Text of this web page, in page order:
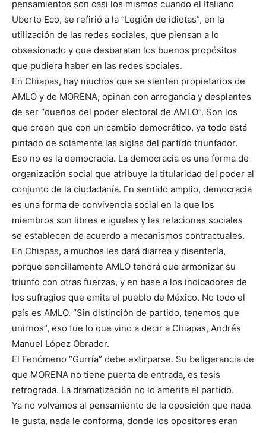
pensamientos son casi los mismos cuando el Italiano
Uberto Eco, se refirió a la “Legión de idiotas”, en la
utilización de las redes sociales, que piensan a lo
obsesionado y que desbaratan los buenos propósitos
que pudiera haber en las redes sociales.
En Chiapas, hay muchos que se sienten propietarios de
AMLO y de MORENA, opinan con arrogancia y desplantes
de ser “dueños del poder electoral de AMLO”. Son los
que creen que con un cambio democrático, ya todo está
pintado de solamente las siglas del partido triunfador.
Eso no es la democracia. La democracia es una forma de
organización social que atribuye la titularidad del poder al
conjunto de la ciudadanía. En sentido amplio, democracia
es una forma de convivencia social en la que los
miembros son libres e iguales y las relaciones sociales
se establecen de acuerdo a mecanismos contractuales.
En Chiapas, a muchos les dará diarrea y disentería,
porque sencillamente AMLO tendrá que armonizar su
triunfo con otras fuerzas, y en base a los indicadores de
los sufragios que emita el pueblo de México. No todo el
país es AMLO. “Sin distinción de partido, tenemos que
unirnos”, eso fue lo que vino a decir a Chiapas, Andrés
Manuel López Obrador.
El Fenómeno “Gurría” debe extirparse. Su beligerancia de
que MORENA no tiene puerta de entrada, es tesis
retrograda. La dramatización no lo amerita el partido.
Ya no volvamos al pensamiento de la oposición que nada
le gusta, nada le conforma, donde los opositores eran